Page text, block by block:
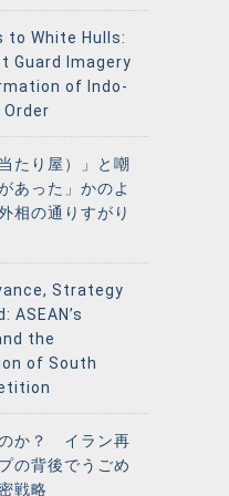
to White Hulls:
Guard Imagery
of Indo-
たり屋）」と嘲
あった」かのよ
相の通りすがり
Strategy
ASEAN’s
the
of South
か？ イラン再
の背後でうごめ
戦略